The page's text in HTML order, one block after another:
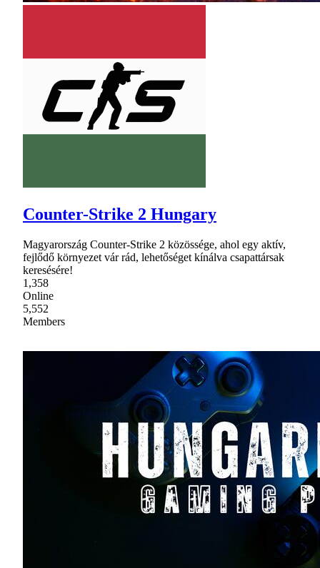
Counter-Strike 2 Hungary
Magyarország Counter-Strike 2 közössége, ahol egy aktív,
fejlődő környezet vár rád, lehetőséget kínálva csapattársak
keresésére!
1,358
Online
5,552
Members